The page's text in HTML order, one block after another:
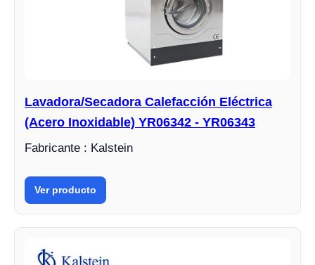
Lavadora/Secadora Calefacción Eléctrica
(Acero Inoxidable) YR06342 - YR06343
Fabricante : Kalstein
Ver producto